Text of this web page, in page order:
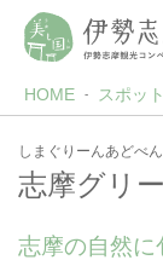
HOME スポッ
しまぐりーんあどべ
志摩グリ
志摩の自然に